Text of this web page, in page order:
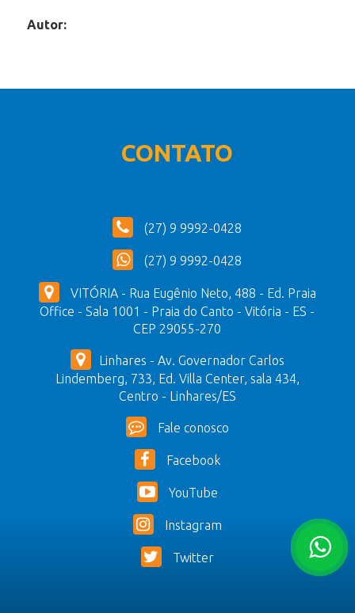
Autor:
CONTATO
(27) 9 9992-0428
(27) 9 9992-0428
VITÓRIA - Rua Eugênio Neto, 488 - Ed. Praia
Office - Sala 1001 - Praia do Canto - Vitória - ES -
CEP 29055-270
Linhares - Av. Governador Carlos
Lindemberg, 733, Ed. Villa Center, sala 434,
Centro - Linhares/ES
Fale conosco
Facebook
YouTube
Instagram
Twitter